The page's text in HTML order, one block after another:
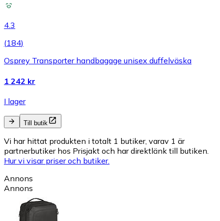
4.3
(184)
Osprey Transporter handbagage unisex duffelväska
1 242 kr
I lager
Till butik
Vi har hittat produkten i totalt 1 butiker, varav 1 är
partnerbutiker hos Prisjakt och har direktlänk till butiken.
Hur vi visar priser och butiker.
Annons
Annons